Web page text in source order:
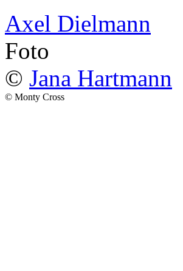
Axel Dielmann
Foto
© Jana Hartmann
© Monty Cross